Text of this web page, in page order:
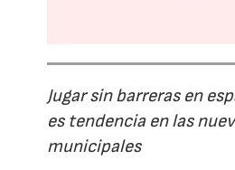
Jugar sin barreras en
es tendencia en las
municipales